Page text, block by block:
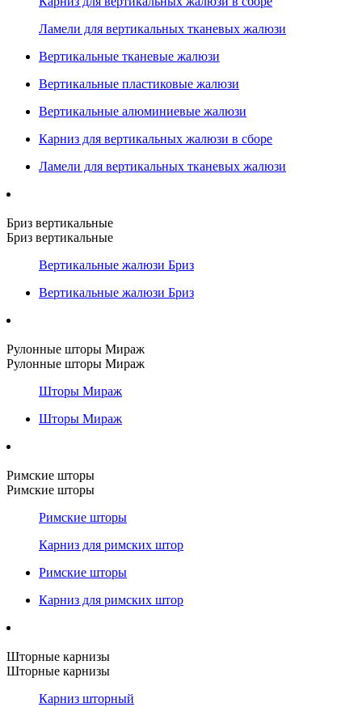
Ламели для вертикальных тканевых жалюзи
Вертикальные тканевые жалюзи
Вертикальные пластиковые жалюзи
Вертикальные алюминиевые жалюзи
Карниз для вертикальных жалюзи в сборе
Ламели для вертикальных тканевых жалюзи
Бриз вертикальные
Бриз вертикальные
Вертикальные жалюзи Бриз
Вертикальные жалюзи Бриз
Рулонные шторы Мираж
Рулонные шторы Мираж
Шторы Мираж
Шторы Мираж
Римские шторы
Римские шторы
Римские шторы
Карниз для римских штор
Римские шторы
Карниз для римских штор
Шторные карнизы
Шторные карнизы
Карниз шторный